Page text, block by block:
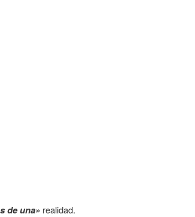
de una»realidad.